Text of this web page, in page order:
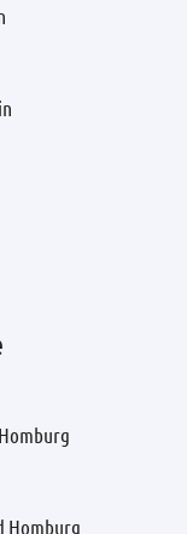
Homburg